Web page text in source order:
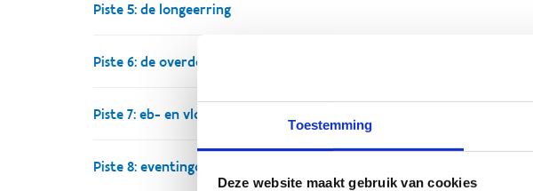
Toestemming
Deze website maakt gebruik van cookies
buiten gras + water
Piste 5: de longeerring
buiten
Piste 6: de overdekte clubpiste
overdekt zand/textielvezels
Piste 7: eb- en vloedpiste clubpiste
buiten zand (geopat)
Piste 8: eventingoefenzone en waterbak